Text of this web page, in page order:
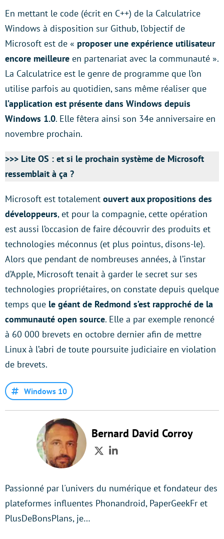
En mettant le code (écrit en C++) de la Calculatrice
Windows à disposition sur Github, l’objectif de
Microsoft est de « proposer une expérience utilisateur
encore meilleure en partenariat avec la communauté ».
La Calculatrice est le genre de programme que l’on
utilise parfois au quotidien, sans même réaliser que
l’application est présente dans Windows depuis
Windows 1.0. Elle fêtera ainsi son 34e anniversaire en
novembre prochain.
>>> Lite OS : et si le prochain système de Microsoft
ressemblait à ça ?
Microsoft est totalement ouvert aux propositions des
développeurs, et pour la compagnie, cette opération
est aussi l’occasion de faire découvrir des produits et
technologies méconnus (et plus pointus, disons-le).
Alors que pendant de nombreuses années, à l’instar
d’Apple, Microsoft tenait à garder le secret sur ses
technologies propriétaires, on constate depuis quelque
temps que le géant de Redmond s’est rapproché de la
communauté open source. Elle a par exemple renoncé
à 60 000 brevets en octobre dernier afin de mettre
Linux à l’abri de toute poursuite judiciaire en violation
de brevets.
Windows 10
Bernard David Corroy
TwitterLinkedIn
Passionné par l'univers du numérique et fondateur des
plateformes influentes Phonandroid, PaperGeekFr et
PlusDeBonsPlans, je…